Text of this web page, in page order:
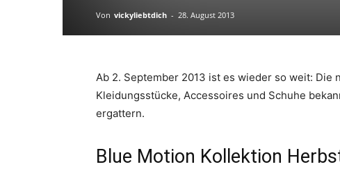
Von vickyliebtdich - 28. August 2013
Ab 2. September 2013 ist es wieder so weit: Die
Kleidungsstücke, Accessoires und Schuhe
ergattern.
Blue Motion Kollektion